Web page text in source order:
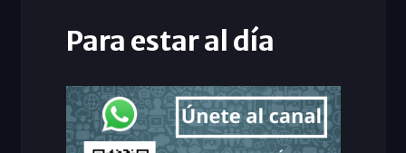
Para estar al día